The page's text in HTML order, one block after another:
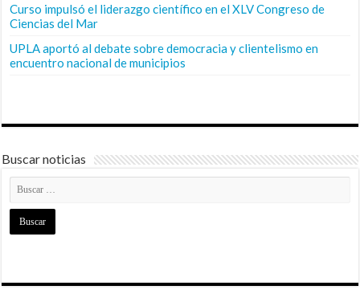
Curso impulsó el liderazgo científico en el XLV Congreso de
Ciencias del Mar
UPLA aportó al debate sobre democracia y clientelismo en
encuentro nacional de municipios
Buscar noticias